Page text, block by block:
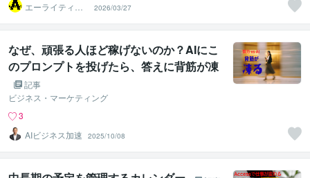
エーライティン
2026/03/27
なぜ、頑張る人ほど稼げないのか？AIにこ
のプロンプトを投げたら、答えに背筋が凍
った記事
ビジネス・マーケティング
3
AIビジネス加速
2025/10/08